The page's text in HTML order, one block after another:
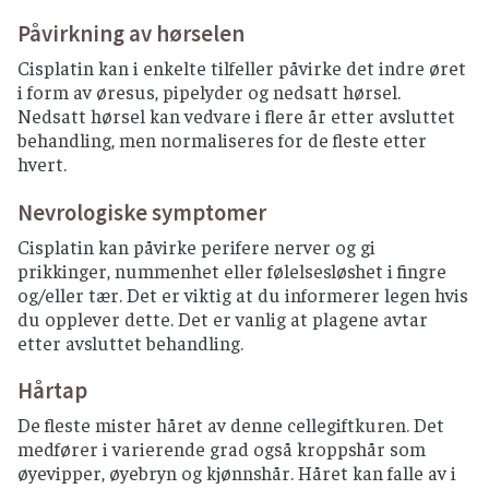
Påvirkning av hørselen
Cisplatin kan i enkelte tilfeller påvirke det indre øret
i form av øresus, pipelyder og nedsatt hørsel.
Nedsatt hørsel kan vedvare i flere år etter avsluttet
behandling, men normaliseres for de fleste etter
hvert.
Nevrologiske symptomer
Cisplatin kan påvirke perifere nerver og gi
prikkinger, nummenhet eller følelsesløshet i fingre
og/eller tær. Det er viktig at du informerer legen hvis
du opplever dette. Det er vanlig at plagene avtar
etter avsluttet behandling.
Hårtap
De fleste mister håret av denne cellegiftkuren. Det
medfører i varierende grad også kroppshår som
øyevipper, øyebryn og kjønnshår. Håret kan falle av i